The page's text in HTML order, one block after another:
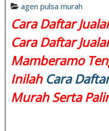
agen pulsa murah
Cara Daftar
Cara Daftar
Mamberamo
Inilah Cara
Murah Serta